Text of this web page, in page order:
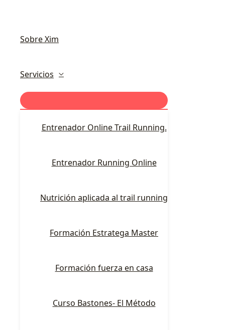
Sobre Xim
Servicios
Entrenador Online Trail Running.
Entrenador Running Online
Nutrición aplicada al trail running
Formación Estratega Master
Formación fuerza en casa
Curso Bastones- El Método